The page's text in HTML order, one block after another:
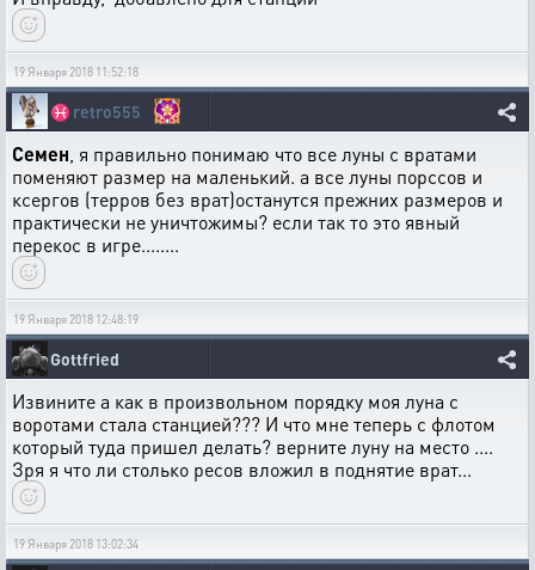
19 Января 2018 11:52:18
♓retro555
Семен , я правильно понимаю что все луны с вратами
поменяют размер на маленький. а все луны порссов и
ксергов (терров без врат)останутся прежних размеров и
практически не уничтожимы? если так то это явный
перекос в игре........
19 Января 2018 12:48:19
Gottfried
Извините а как в произвольном порядку моя луна с
воротами стала станцией??? И что мне теперь с флотом
который туда пришел делать? верните луну на место ....
Зря я что ли столько ресов вложил в поднятие врат...
19 Января 2018 13:02:34